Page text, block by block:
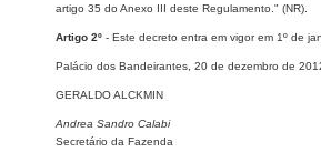
artigo 35 do Anexo III deste Regulamento." (NR).
Artigo 2º - Este decreto entra em vigor em 1º de
Palácio dos Bandeirantes, 20 de dezembro de
GERALDO ALCKMIN
Andrea Sandro Calabi
Secretário da Fazenda